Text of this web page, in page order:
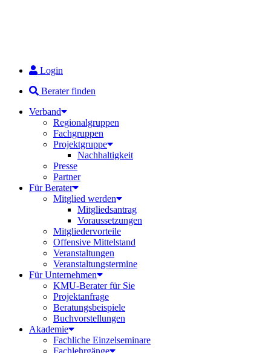
Login
Berater finden
Verband
Regionalgruppen
Fachgruppen
Projektgruppe
Nachhaltigkeit
Presse
Partner
Für Berater
Mitglied werden
Mitgliedsantrag
Voraussetzungen
Mitgliedervorteile
Offensive Mittelstand
Veranstaltungen
Veranstaltungstermine
Für Unternehmen
KMU-Berater für Sie
Projektanfrage
Beratungsbeispiele
Buchvorstellungen
Akademie
Fachliche Einzelseminare
Fachlehrgänge